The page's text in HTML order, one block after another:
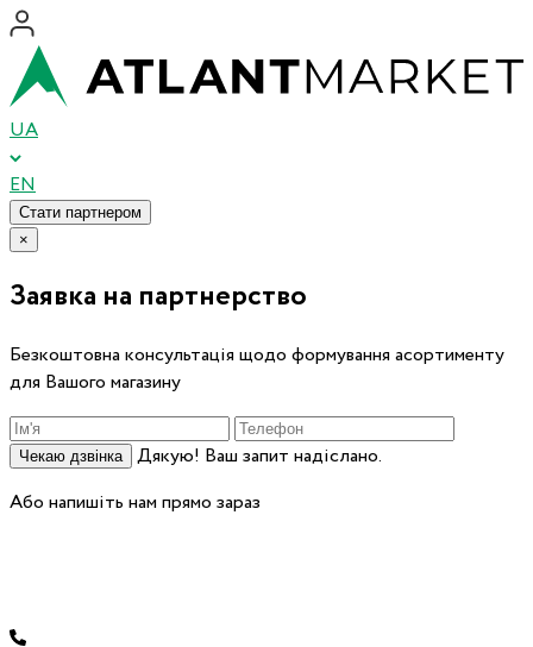
UA
EN
Стати партнером
×
Заявка на партнерство
Безкоштовна консультація щодо формування асортименту
для Вашого магазину
Чекаю дзвінка
Дякую! Ваш запит надіслано.
Або напишіть нам прямо зараз